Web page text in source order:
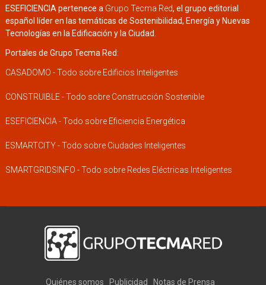
ESEFICIENCIA pertenece a Grupo Tecma Red, el grupo editorial
español líder en las temáticas de Sostenibilidad, Energía y Nuevas
Tecnologías en la Edificación y la Ciudad.
Portales de Grupo Tecma Red:
CASADOMO - Todo sobre Edificios Inteligentes
CONSTRUIBLE - Todo sobre Construcción Sostenible
ESEFICIENCIA - Todo sobre Eficiencia Energética
ESMARTCITY - Todo sobre Ciudades Inteligentes
SMARTGRIDSINFO - Todo sobre Redes Eléctricas Inteligentes
Quiénes somos Publicidad Notas de Prensa